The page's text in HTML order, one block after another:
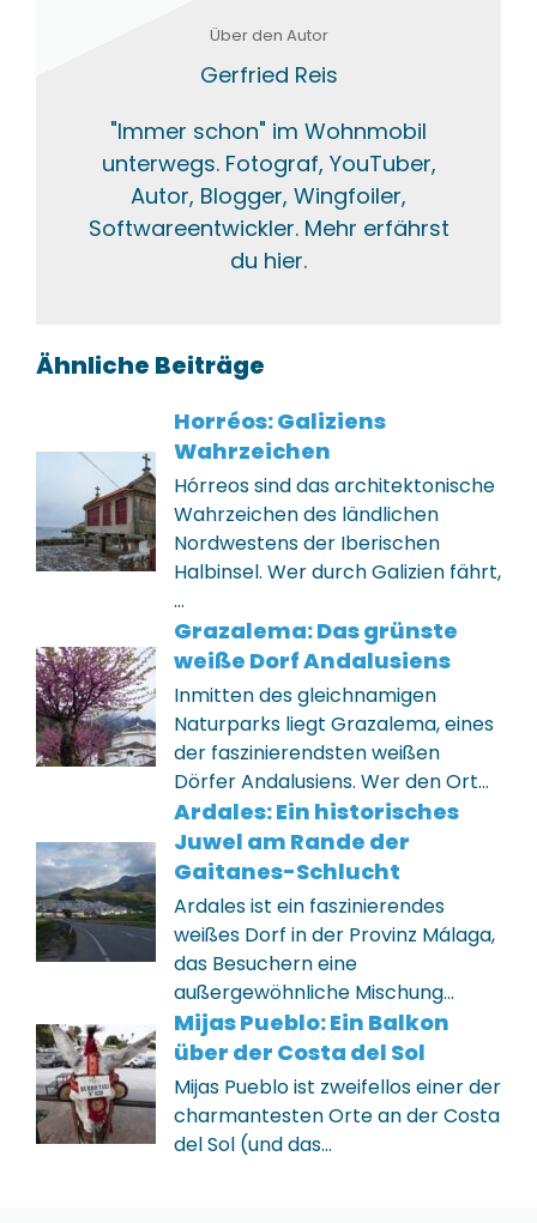
Über den Autor
Gerfried Reis
"Immer schon" im Wohnmobil
unterwegs. Fotograf, YouTuber,
Autor, Blogger, Wingfoiler,
Softwareentwickler. Mehr erfährst
du hier.
Ähnliche Beiträge
Horréos: Galiziens
Wahrzeichen
Hórreos sind das architektonische
Wahrzeichen des ländlichen
Nordwestens der Iberischen
Halbinsel. Wer durch Galizien fährt,
…
Grazalema: Das grünste
weiße Dorf Andalusiens
Inmitten des gleichnamigen
Naturparks liegt Grazalema, eines
der faszinierendsten weißen
Dörfer Andalusiens. Wer den Ort…
Ardales: Ein historisches
Juwel am Rande der
Gaitanes-Schlucht
Ardales ist ein faszinierendes
weißes Dorf in der Provinz Málaga,
das Besuchern eine
außergewöhnliche Mischung…
Mijas Pueblo: Ein Balkon
über der Costa del Sol
Mijas Pueblo ist zweifellos einer der
charmantesten Orte an der Costa
del Sol (und das…